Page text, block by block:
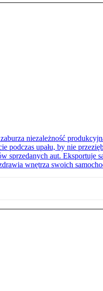
niezależność
podczas upału, by nie
sprzedanych aut. Eksportuje
wnętrza swoich